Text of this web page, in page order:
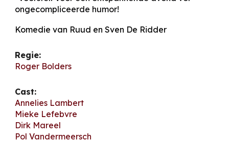
ongecompliceerde humor!
Komedie van Ruud en Sven De Ridder
Regie:
Roger Bolders
Cast:
Annelies Lambert
Mieke Lefebvre
Dirk Mareel
Pol Vandermeersch